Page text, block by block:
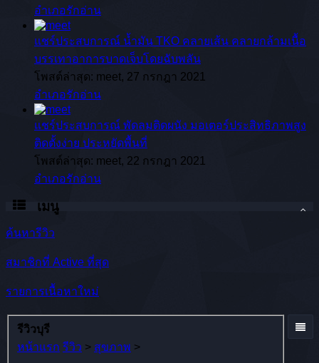
อำเภอรักอ่าน
แชร์ประสบการณ์ น้ำมัน TKO คลายเส้น คลายกล้ามเนื้อ
บรรเทาอาการบาดเจ็บโดยฉับพลัน
โพสต์ล่าสุด: meet, 27 กรกฎา 2021
อำเภอรักอ่าน
แชร์ประสบการณ์ พัดลมติดผนัง มอเตอร์ประสิทธิภาพสูง
ติดตั้งง่าย ประหยัดพื้นที่
โพสต์ล่าสุด: meet, 22 กรกฎา 2021
อำเภอรักอ่าน
เมนู
ค้นหารีวิว
สมาชิกที่ Active ที่สุด
รายการเนื้อหาใหม่
รีวิวบุรี
หน้าแรก รีวิว > สุขภาพ >